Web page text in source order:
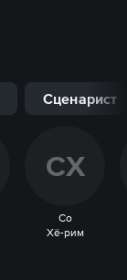
Сценарист
СХ
Со
Хё-рим